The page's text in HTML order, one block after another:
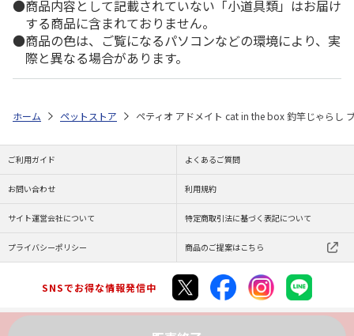
商品内容として記載されていない「小道具類」はお届け
する商品に含まれておりません。
商品の色は、ご覧になるパソコンなどの環境により、実
際と異なる場合があります。
ホーム ペットストア ペティオ アドメイト cat in the box 釣竿じゃらし
ご利用ガイド よくあるご質問
お問い合わせ 利用規約
サイト運営会社について 特定商取引法に基づく表記について
プライバシーポリシー 商品のご提案はこちら
SNSでお得な情報発信中